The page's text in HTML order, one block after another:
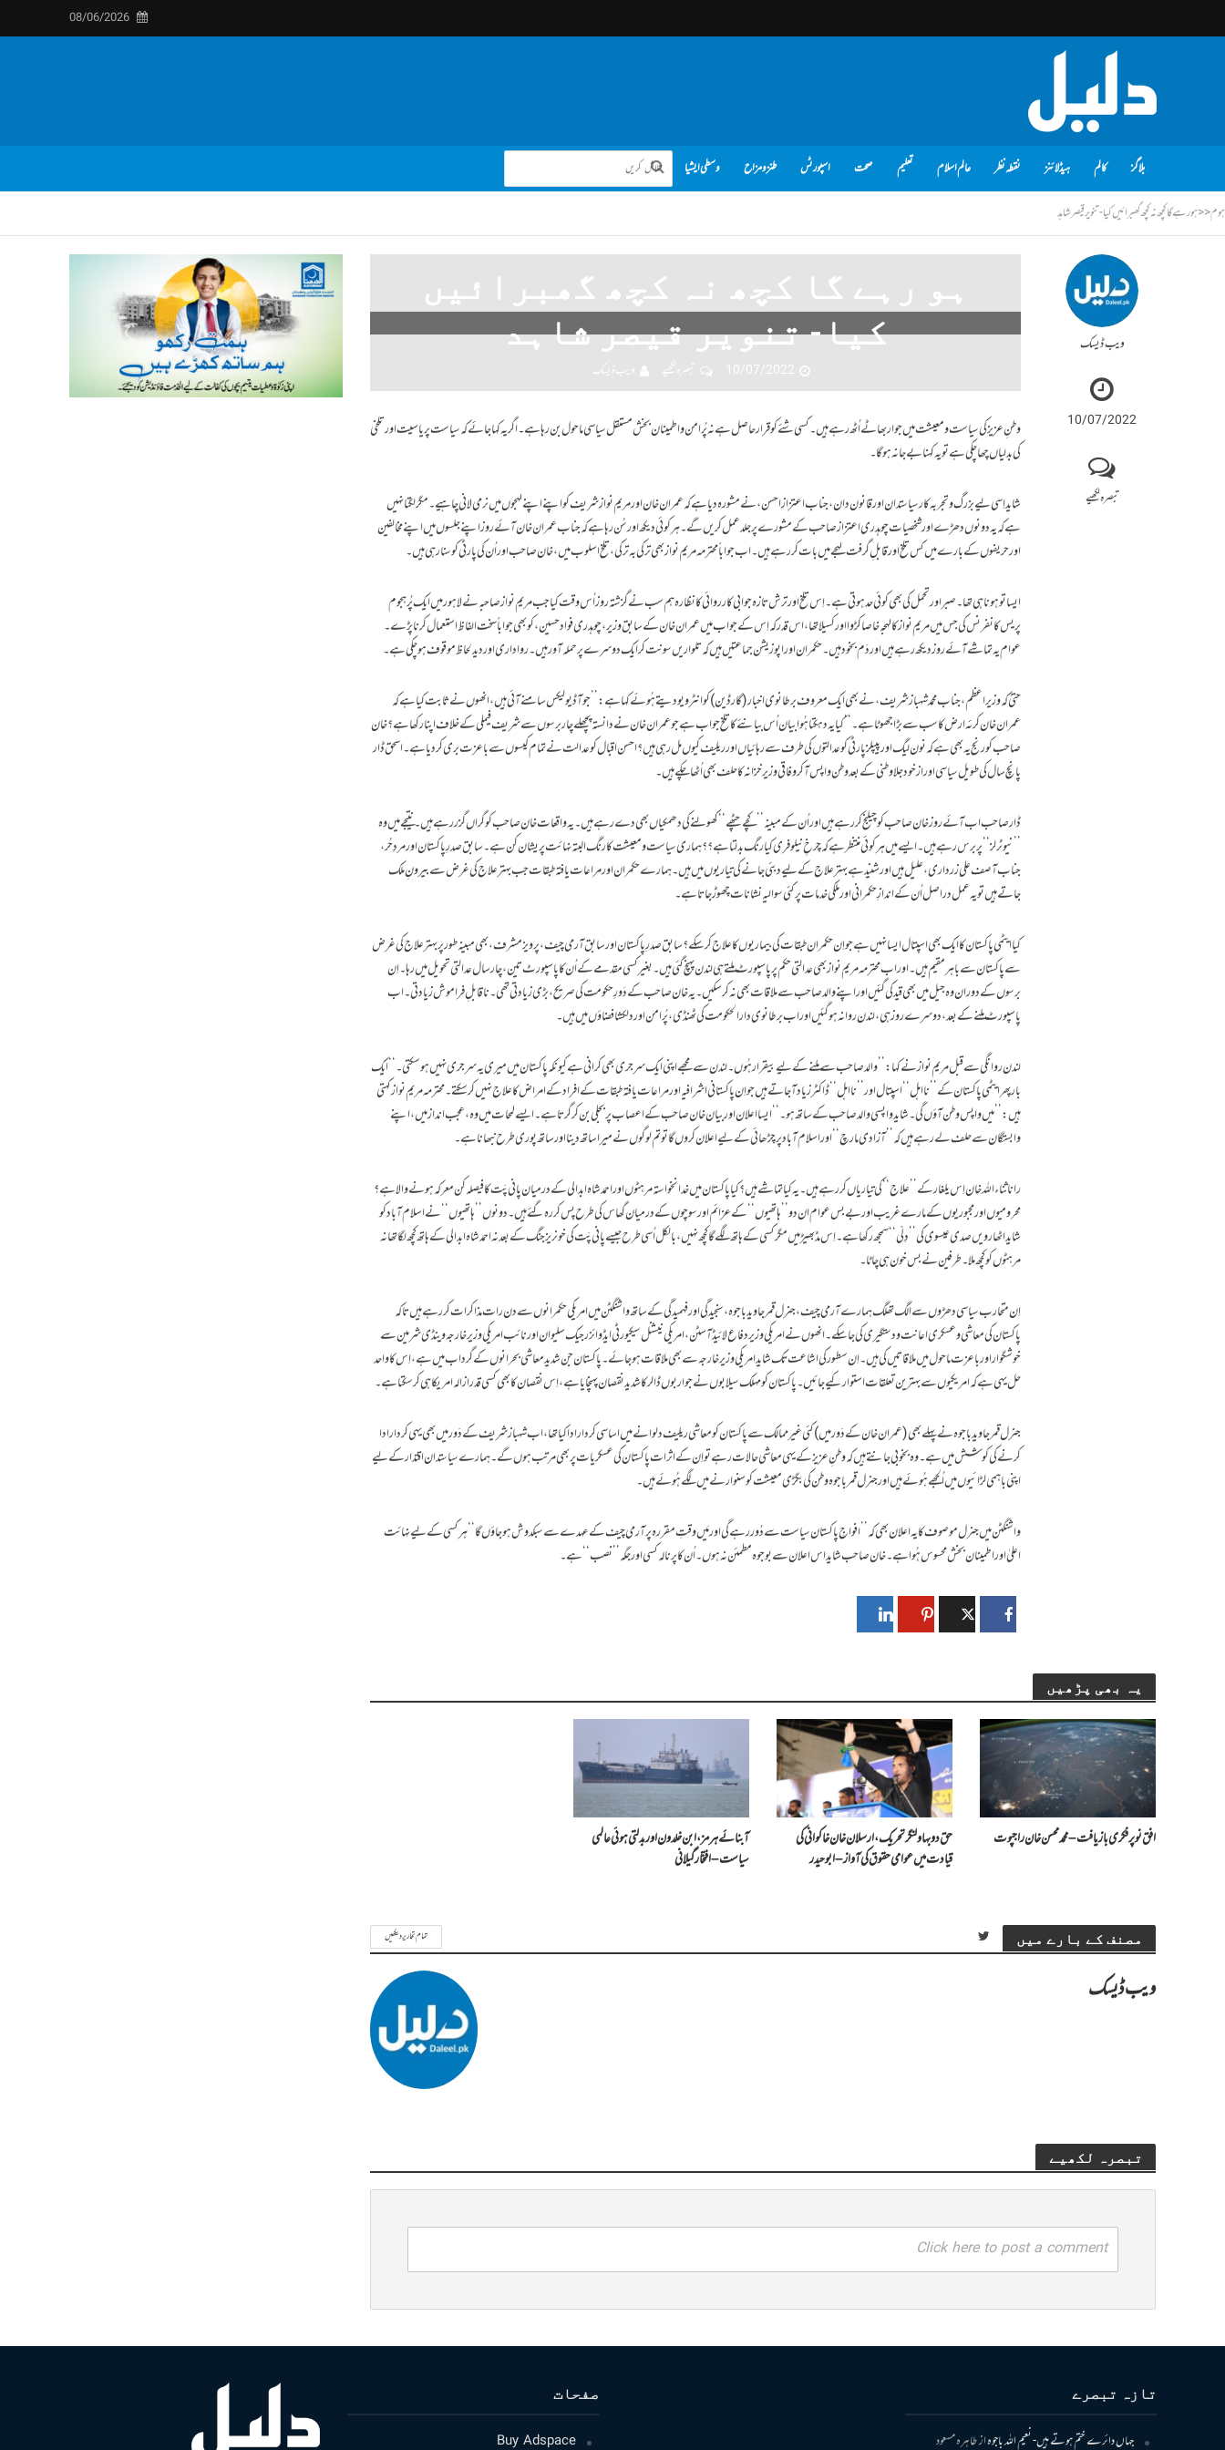
08/06/2026
بلاگز کالم ہیڈلائنز نقطہ نظر عالم اسلام تعلیم صحت اسپورٹس طنز و مزاح وسطی ایشیا
ہوم<<ہو رہے گا کچھ نہ کچھ گھبرائیں کیا- تنویر قیصر شاہد
ویب ڈیسک
10/07/2022
تبصرہ لکھیے
ہو رہے گا کچھ نہ کچھ گھبرائیں
کیا- تنویر قیصر شاہد
10/07/2022 تبصرہ لکھیے ویب ڈیسک
وطنِ عزیز کی سیاست و معیشت میں جوار بھاٹے اُٹھ رہے ہیں ۔ کسی شئے کو قرار حاصل ہے نہ پُر امن و اطمینان بخش مستقل سیاسی ماحول بن رہا ہے ۔ اگر یہ کہا جائے کہ سیاست پر یاسیت اور تلخی
کی بدلیاں چھا چکی ہے تو یہ کہنا بے جا نہ ہوگا۔
شاید اِسی لیے بزرگ و تجربہ کار سیاستدان اور قانون دان، جناب اعتزاز احسن، نے مشورہ دیا ہے کہ عمران خان اور مریم نواز شریف کو اپنے اپنے لہجوں میں نرمی لانی چاہیے ۔مگر لگتا نہیں
ہے کہ یہ دونوں دھڑے اور شخصیات چوہدری اعتزاز صاحب کے مشورے پر جلد عمل کریں گے۔ ہر کوئی دیکھ اور سُن رہا ہے کہ جناب عمران خان آئے روز اپنے جلسوں میں اپنے مخالفین
اور حریفوں کے بارے میں کس تلخ اور قابلِ گرفت لہجے میں بات کررہے ہیں۔اب جواباً محترمہ مریم نواز بھی ترکی بہ ترکی ، تلخ اسلوب میں، خان صاحب اور اُن کی پارٹی کو سنا رہی ہیں ۔
ایسا تو ہونا ہی تھا۔ صبر اور تحمل کی بھی کوئی حد ہوتی ہے ۔اِس تلخ اور ترش تازہ جوابی کارروائی کا نظارہ ہم سب نے گزشتہ روز اُس وقت کیا جب مریم نواز صاحبہ نے لاہور میں ایک پُر ہجوم
پریس کانفرنس کی جس میں مریم نواز کا لہجہ خاصا کڑوا اور کسیلا تھا، اس قدر کہ اِس کے جواب میں عمران خان کے سابق وزیر، چوہدری فواد حسین، کو بھی جواباً سخت الفاظ استعمال کرنا پڑے۔
عوام یہ تماشے آئے روز دیکھ رہے ہیں اور دَم بخود ہیں ۔ حکمران اور اپوزیشن جماعتیں ہیں کہ تلواریں سونت کر ایک دوسرے پر حملہ آور ہیں۔ رواداری اور دید لحاظ موقوف ہو چکی ہے۔
حتیٰ کہ وزیر اعظم ، جناب محمد شہباز شریف، نے بھی ایک معروف برطانوی اخبار (گارڈین) کو انٹرویو دیتے ہُوئے کہا ہے :’’جو آڈیو لیکس سامنے آئی ہیں، انھوں نے ثابت کیا ہے کہ
عمران خان کرئہ ارض کا سب سے بڑا جھوٹا ہے۔‘‘ کیا یہ دہکتا ہُوا بیان اُس بیانئے کا تلخ جواب ہے جو عمران خان نے دانستہ پچھلے چاربرسوں سے شریف فیملی کے خلاف اپنا رکھا ہے ؟ خان
صاحب کو رنج یہ بھی ہے کہ نون لیگ اور پیپلز پارٹی کو عدالتوں کی طرف سے رہائیاں اور ریلیف کیوں مل رہی ہیں؟احسن اقبال کو عدالت نے تمام کیسوں سے باعزت بری کر دیا ہے۔ اسحق ڈار
پانچ سال کی طویل سیاسی اور ازخود جلاوطنی کے بعد وطن واپس آ کر وفاقی وزیر خزانہ کا حلف بھی اُٹھا چکے ہیں۔
ڈار صاحب اب آئے روز خان صاحب کو چیلنج کررہے ہیں اور اُن کے مبینہ ’’کچے چٹھے‘‘ کھولنے کی دھمکیاں بھی دے رہے ہیں ۔یہ واقعات خان صاحب کوگراں گزررہے ہیں۔ نتیجے میں وہ
’’نیو ٹرلز‘‘ پر برس رہے ہیں ۔ایسے میں ہر کوئی منتظر ہے کہ چرخِ نیلوفری کیا رنگ بدلتا ہے ؟؟ ہماری سیاست و معیشت کا رنگ البتہ نہائت پریشان کن ہے۔ سابق صدرِ پاکستان اور مردِ حُر،
جناب آصف علی زرداری، علیل ہیں اور شنید ہے بہتر علاج کے لیے دبئی جانے کی تیاریوں میں ہیں۔ہمارے حکمران اور مراعات یافتہ طبقات جب بہتر علاج کی غرض سے بیرونِ ملک
جاتے ہیں تو یہ عمل دراصل اُن کے اندازِ حکمرانی اور ملکی خدمات پر کئی سوالیہ نشانات چھوڑ جاتا ہے ۔
کیا ایٹمی پاکستان کا ایک بھی اسپتال ایسا نہیں ہے جو اِن حکمران طبقات کی بیماریوں کا علاج کر سکے؟ سابق صدرِ پاکستان اور سابق آرمی چیف، پرویز مشرف، بھی مبینہ طور پر بہتر علاج کی غرض
سے پاکستان سے باہر مقیم ہیں۔ اور اب محترمہ مریم نواز بھی عدالتی حکم پر پاسپورٹ ملتے ہی لندن پہنچ گئی ہیں ۔ بغیر کسی مقدمے کے اُن کا پاسپورٹ تین، چار سال عدالتی تحویل میں رہا۔ اِن
برسوں کے دوران وہ جیل میں بھی قید کی گئیں اور اپنے والد صاحب سے ملاقات بھی نہ کر سکیں۔ یہ خان صاحب کے دَورِ حکومت کی صریح، بڑی زیادتی تھی۔ ناقابلِ فراموش زیادتی ۔ اب
پاسپورٹ ملنے کے بعد، دوسرے روز ہی، لندن روانہ ہو گئیں اور اب برطانوی دارالحکومت کی ٹھنڈی ، پُر امن اور دلکشا فضاؤں میں ہیں ۔
لندن روانگی سے قبل مریم نواز نے کہا: ’’والد صاحب سے ملنے کے لیے بیقرار ہُوں۔ لندن سے مجھے اپنی ایک سرجری بھی کرانی ہے کیونکہ پاکستان میں میری یہ سرجری نہیں ہو سکتی۔‘‘ ایک
بار پھر ایٹمی پاکستان کے ’’نااہل‘‘ اسپتال اور ’’نااہل‘‘ ڈاکٹرز یاد آ جاتے ہیں جو اِن پاکستانی اشرافیہ اور مراعات یافتہ طبقات کے افراد کے امراض کا علاج نہیں کر سکتے ۔ محترمہ مریم نواز کہتی
ہیں :’’ میں واپس وطن آؤں گی۔ شاید واپسی والد صاحب کے ساتھ ہو۔‘‘ ایسا اعلان اور بیان خان صاحب کے اعصاب پر بجلی بن کرگرتا ہے۔ ایسے لمحات میں وہ، عجب انداز میں، اپنے
وابستگان سے حلف لے رہے ہیں کہ ’’آزادی مارچ‘‘ اور اسلام آباد پر چڑھائی کے لیے اعلان کروں گا تو تم لوگوں نے میرا ساتھ دینا اور ساتھ پوری طرح نبھانا ہے۔
رانا ثناء اللہ خان اِس یلغار کے ’’ علاج‘‘ کی تیاریاں کر رہے ہیں۔ یہ کیا تماشے ہیں؟ کیا پاکستان میں خدانخواستہ مرہٹوں اور احمد شاہ ابدالی کے درمیان پانی پَت کا فیصلہ کن معرکہ ہونے والا ہے ؟
محرومیوں اور مجبوریوں کے مارے غریب اور بے بس عوام ان دو ’’ہاتھیوں‘‘ کے عزائم اور سوچوں کے درمیان گھاس کی طرح پِس کررہ گئے ہیں۔ دونوں ’’ہاتھیوں‘‘ نے اسلام آباد کو
شاید اٹھارویں صدی عیسوی کی ’’دِلّی‘‘ سمجھ رکھا ہے ۔ اِس مڈ بھیڑ میں مگر کسی کے ہاتھ لگے گا کچھ نہیں، بالکل اُسی طرح جیسے پانی پَت کی خونریز جنگ کے بعد نہ احمد شاہ ابدالی کے ہاتھ کچھ لگا تھا نہ
مرہٹوں کو کچھ ملا۔ طرفین نے بس خون ہی چاٹا۔
اِن متحارب سیاسی دھڑوں سے الگ تھلگ ہمارے آرمی چیف، جنرل قمر جاوید باجوہ، سنجیدگی اور فہمیدگی کے ساتھ واشنگٹن میں امریکی حکمرانوں سے دن رات مذاکرات کررہے ہیں تاکہ
پاکستان کی معاشی و عسکری اعانت و دستگیری کی جا سکے ۔ انھوں نے امریکی وزیر دفاع لائیڈ آسٹن، امریکی نیشنل سیکیورٹی ایڈوائزر جیک سلیوان اور نائب امریکی وزیر خارجہ وینڈی شرمین سے
خوشگوار اور باعزت ماحول میں ملاقاتیں کی ہیں ۔اِن سطور کی اشاعت تک شاید امریکی وزیر خارجہ سے بھی ملاقات ہو جائے۔ پاکستان جن شدید معاشی بحرانوں کے گرداب میں ہے، اِس کا واحد
حل یہی ہے کہ امریکیوں سے بہترین تعلقات استوار کیے جائیں۔ پاکستان کو مہلک سیلابوں نے جو اربوں ڈالر کا شدید نقصان پہنچایا ہے، اِس نقصان کا بھی کسی قدر ازالہ امریکا ہی کر سکتا ہے ۔
جنرل قمر جاوید باجوہ نے پہلے بھی (عمران خان کے دَور میں) کئی غیر ممالک سے پاکستان کو معاشی ریلیف دلوانے میں اساسی کردار ادا کیا تھا، اب شہباز شریف کے دَور میں بھی یہی کردار ادا
کرنے کی کوشش میں ہے۔ وہ بخوبی جانتے ہیں کہ وطنِ عزیز کے یہی معاشی حالات رہے تو اِن کے اثرات پاکستان کی عسکریات پر بھی مرتب ہوں گے۔ ہمارے سیاستدان اقتدار کے لیے
اپنی باہمی لڑائیوں میں اُلجھے ہُوئے ہیں اور جنرل قمر باجوہ وطن کی بگڑی معیشت کو سنوارنے میں لگے ہُوئے ہیں۔
واشنگٹن میں جنرل موصوف کا یہ اعلان بھی کہ ’’ افواجِ پاکستان سیاست سے دُور رہے گی اور مَیں وقتِ مقررہ پر آرمی چیف کے عہدے سے سبکدوش ہو جاؤں گا‘‘ ہر کسی کے لیے نہائت
اعلیٰ اور اطمینان بخش محسوس ہُوا ہے ۔ خان صاحب شاید اس اعلان سے بوجوہ مطمئن نہ ہوں۔ اُن کا پرنالہ کسی اور جگہ ’’نصب‘‘ ہے ۔
یہ بھی پڑھیں
افق نو پر فکری بازیافت – محمد محسن خان راجپوت
حق دو بہاولنگر تحریک، ارسلان خان خاکوانی کی
قیادت میں عوامی حقوق کی آواز – ابو حیدر
آبنائے ہرمز، ابن خلدون اور بدلتی ہوئی عالمی
سیاست – افتخار گیلانی
مصنف کے بارے میں تمام تحاریر دیکھیں
ویب ڈیسک
تبصرہ لکھیے
Click here to post a comment
صفحات
Buy Adspace
تازہ تبصرے
جہاں دائرے ختم ہوتے ہیں- نعیم اللہ باجوہازطاہرہ مسعود